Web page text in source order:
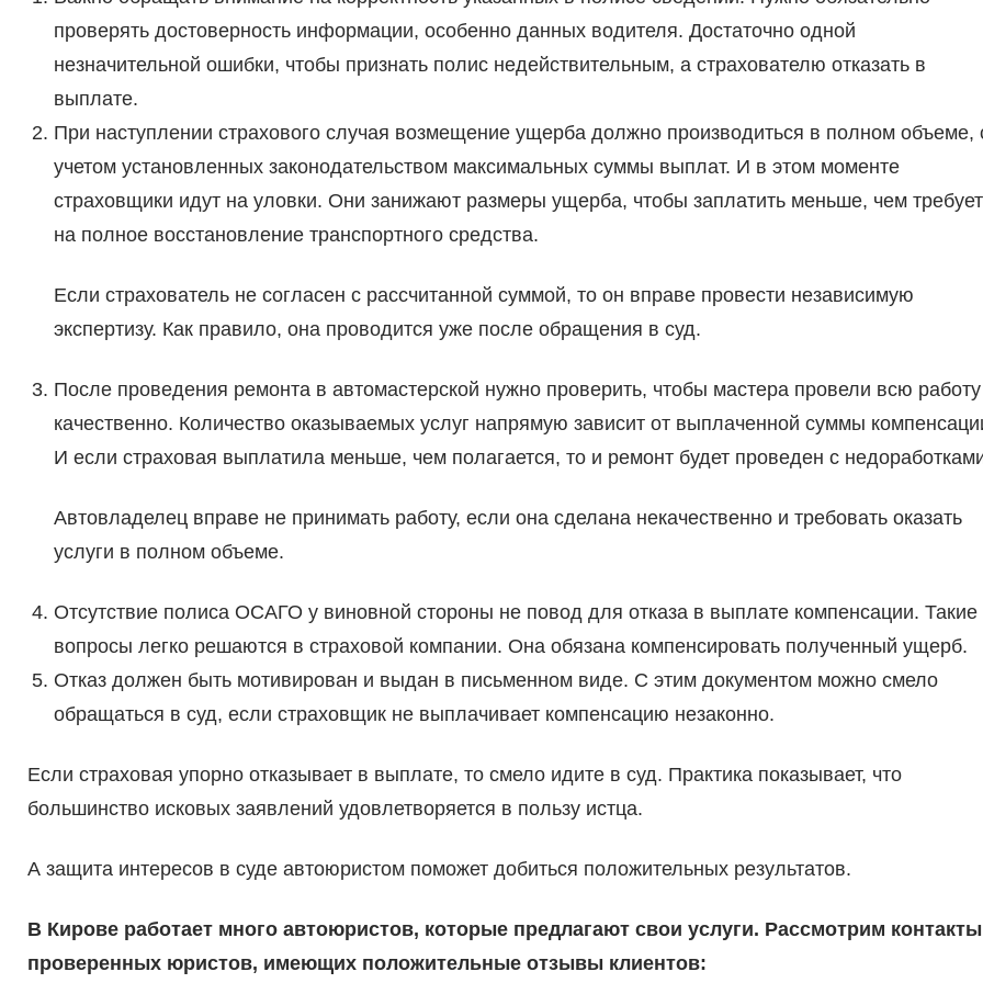
проверять достоверность информации, особенно данных водителя. Достаточно одной
незначительной ошибки, чтобы признать полис недействительным, а страхователю отказать в
выплате.
При наступлении страхового случая возмещение ущерба должно производиться в полном объеме,
учетом установленных законодательством максимальных суммы выплат. И в этом моменте
страховщики идут на уловки. Они занижают размеры ущерба, чтобы заплатить меньше, чем
на полное восстановление транспортного средства.
Если страхователь не согласен с рассчитанной суммой, то он вправе провести независимую
экспертизу. Как правило, она проводится уже после обращения в суд.
После проведения ремонта в автомастерской нужно проверить, чтобы мастера провели всю работу
качественно. Количество оказываемых услуг напрямую зависит от выплаченной суммы
И если страховая выплатила меньше, чем полагается, то и ремонт будет проведен с
Автовладелец вправе не принимать работу, если она сделана некачественно и требовать оказать
услуги в полном объеме.
Отсутствие полиса ОСАГО у виновной стороны не повод для отказа в выплате компенсации. Такие
вопросы легко решаются в страховой компании. Она обязана компенсировать полученный ущерб.
Отказ должен быть мотивирован и выдан в письменном виде. С этим документом можно смело
обращаться в суд, если страховщик не выплачивает компенсацию незаконно.
Если страховая упорно отказывает в выплате, то смело идите в суд. Практика показывает, что
большинство исковых заявлений удовлетворяется в пользу истца.
А защита интересов в суде автоюристом поможет добиться положительных результатов.
В Кирове работает много автоюристов, которые предлагают свои услуги. Рассмотрим контакты
проверенных юристов, имеющих положительные отзывы клиентов: